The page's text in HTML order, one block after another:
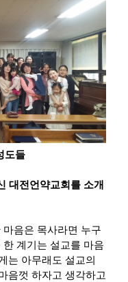
도들
대전언약교회를 소개
음은 목사라면 누구
계기는 설교를 마음
는 아무래도 설교의
음껏 하자고 생각하고